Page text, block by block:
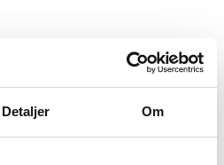
Detaljer Om
ApS har ingen